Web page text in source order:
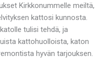
Kirkkonummelle meiltä,
kattosi kunnosta.
tulisi tehdä, ja
kattohuolloista, katon
hyvän tarjouksen.